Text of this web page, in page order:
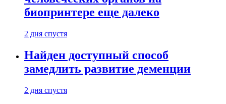
биопринтере еще далеко
2 дня спустя
Найден доступный способ
замедлить развитие деменции
2 дня спустя